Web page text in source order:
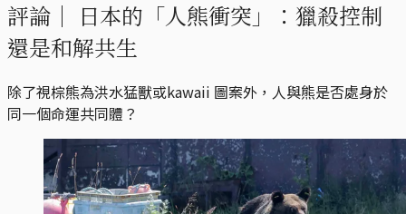
評論｜
日本的「人熊衝突」：獵殺控制
還是和解共生
除了視棕熊為洪水猛獸或kawaii 圖案外，人與熊是否處身於
同一個命運共同體？